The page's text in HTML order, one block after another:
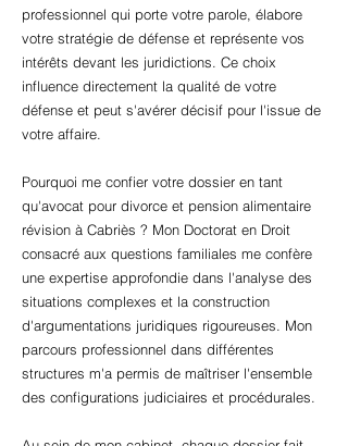
professionnel qui porte votre parole, élabore
votre stratégie de défense et représente vos
intérêts devant les juridictions. Ce choix
influence directement la qualité de votre
défense et peut s'avérer décisif pour l'issue de
votre affaire.
Pourquoi me confier votre dossier en tant
qu'avocat pour divorce et pension alimentaire
révision à Cabriès ? Mon Doctorat en Droit
consacré aux questions familiales me confère
une expertise approfondie dans l'analyse des
situations complexes et la construction
d'argumentations juridiques rigoureuses. Mon
parcours professionnel dans différentes
structures m'a permis de maîtriser l'ensemble
des configurations judiciaires et procédurales.